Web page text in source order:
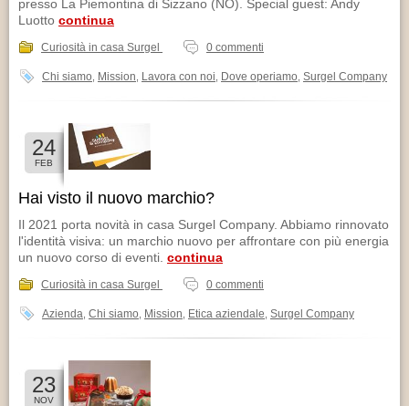
presso La Piemontina di Sizzano (NO). Special guest: Andy
Luotto continua
Curiosità in casa Surgel 0 commenti
Chi siamo Mission Lavora con noi Dove operiamo Surgel Company
24
FEB
Hai visto il nuovo marchio?
Il 2021 porta novità in casa Surgel Company. Abbiamo rinnovato
l'identità visiva: un marchio nuovo per affrontare con più energia
un nuovo corso di eventi. continua
Curiosità in casa Surgel 0 commenti
Azienda Chi siamo Mission Etica aziendale Surgel Company
23
NOV